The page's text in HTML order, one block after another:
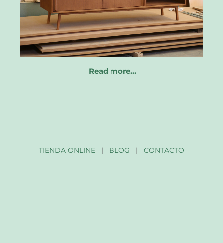
Read more…
TIENDA ONLINE| BLOG | CONTACTO